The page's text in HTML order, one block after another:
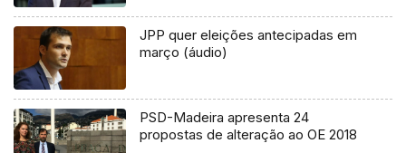
JPP quer eleições antecipadas em
março (áudio)
PSD-Madeira apresenta 24
propostas de alteração ao OE 2018